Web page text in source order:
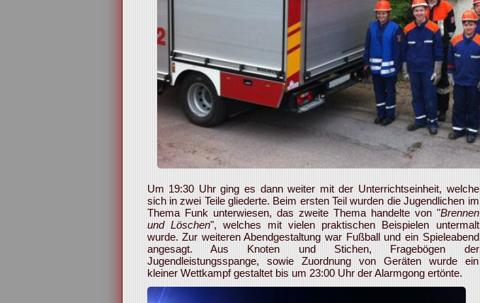
Um 19:30 Uhr ging es dann weiter mit der Unterrichtseinheit, welche
sich in zwei Teile gliederte. Beim ersten Teil wurden die Jugendlichen im
Thema Funk unterwiesen, das zweite Thema handelte von "Brennen
und Löschen", welches mit vielen praktischen Beispielen untermalt
wurde. Zur weiteren Abendgestaltung war Fußball und ein Spieleabend
angesagt. Aus Knoten und Stichen, Fragebögen der
Jugendleistungsspange, sowie Zuordnung von Geräten wurde ein
kleiner Wettkampf gestaltet bis um 23:00 Uhr der Alarmgong ertönte.